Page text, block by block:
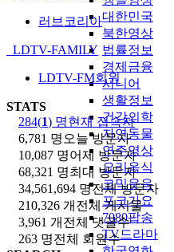
대한민국
북한영상
법률정보
경제금융
시니어
생활정보
건강의학
자연동물
연주영상
요리음식
코믹웃음
포크가요
7080팝송
TV드라마
러브코리아
LDTV-FAMILY
LDTV-FM회원
STATS
284(1) 명현재 접속자
6,781 명 오늘 방문자
10,087 명어제 방문자
68,321 명최대 방문자
34,561,694 명전체 방문자
210,326 개 전체 게시물
3,961 개 전체 댓글수
263 명전체 회원수